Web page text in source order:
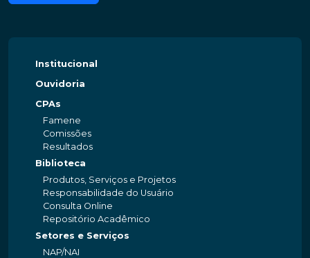
Institucional
Ouvidoria
CPAs
Famene
Comissões
Resultados
Biblioteca
Produtos, Serviços e Projetos
Responsabilidade do Usuário
Consulta Online
Repositório Acadêmico
Setores e Serviços
NAP/NAI